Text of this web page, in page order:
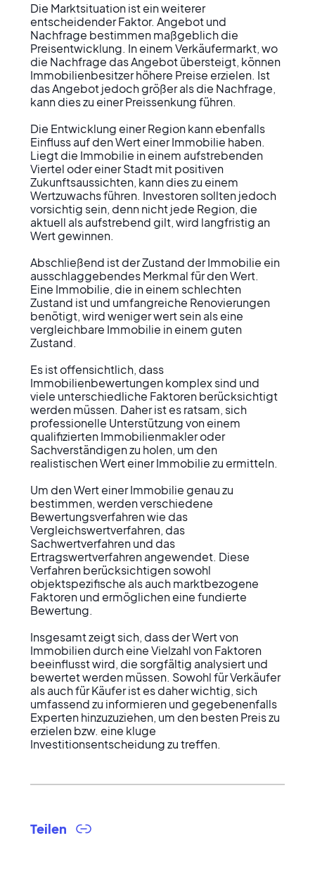
Die Marktsituation ist ein weiterer
entscheidender Faktor. Angebot und
Nachfrage bestimmen maßgeblich die
Preisentwicklung. In einem Verkäufermarkt, wo
die Nachfrage das Angebot übersteigt, können
Immobilienbesitzer höhere Preise erzielen. Ist
das Angebot jedoch größer als die Nachfrage,
kann dies zu einer Preissenkung führen.
Die Entwicklung einer Region kann ebenfalls
Einfluss auf den Wert einer Immobilie haben.
Liegt die Immobilie in einem aufstrebenden
Viertel oder einer Stadt mit positiven
Zukunftsaussichten, kann dies zu einem
Wertzuwachs führen. Investoren sollten jedoch
vorsichtig sein, denn nicht jede Region, die
aktuell als aufstrebend gilt, wird langfristig an
Wert gewinnen.
Abschließend ist der Zustand der Immobilie ein
ausschlaggebendes Merkmal für den Wert.
Eine Immobilie, die in einem schlechten
Zustand ist und umfangreiche Renovierungen
benötigt, wird weniger wert sein als eine
vergleichbare Immobilie in einem guten
Zustand.
Es ist offensichtlich, dass
Immobilienbewertungen komplex sind und
viele unterschiedliche Faktoren berücksichtigt
werden müssen. Daher ist es ratsam, sich
professionelle Unterstützung von einem
qualifizierten Immobilienmakler oder
Sachverständigen zu holen, um den
realistischen Wert einer Immobilie zu ermitteln.
Um den Wert einer Immobilie genau zu
bestimmen, werden verschiedene
Bewertungsverfahren wie das
Vergleichswertverfahren, das
Sachwertverfahren und das
Ertragswertverfahren angewendet. Diese
Verfahren berücksichtigen sowohl
objektspezifische als auch marktbezogene
Faktoren und ermöglichen eine fundierte
Bewertung.
Insgesamt zeigt sich, dass der Wert von
Immobilien durch eine Vielzahl von Faktoren
beeinflusst wird, die sorgfältig analysiert und
bewertet werden müssen. Sowohl für Verkäufer
als auch für Käufer ist es daher wichtig, sich
umfassend zu informieren und gegebenenfalls
Experten hinzuzuziehen, um den besten Preis zu
erzielen bzw. eine kluge
Investitionsentscheidung zu treffen.
Teilen